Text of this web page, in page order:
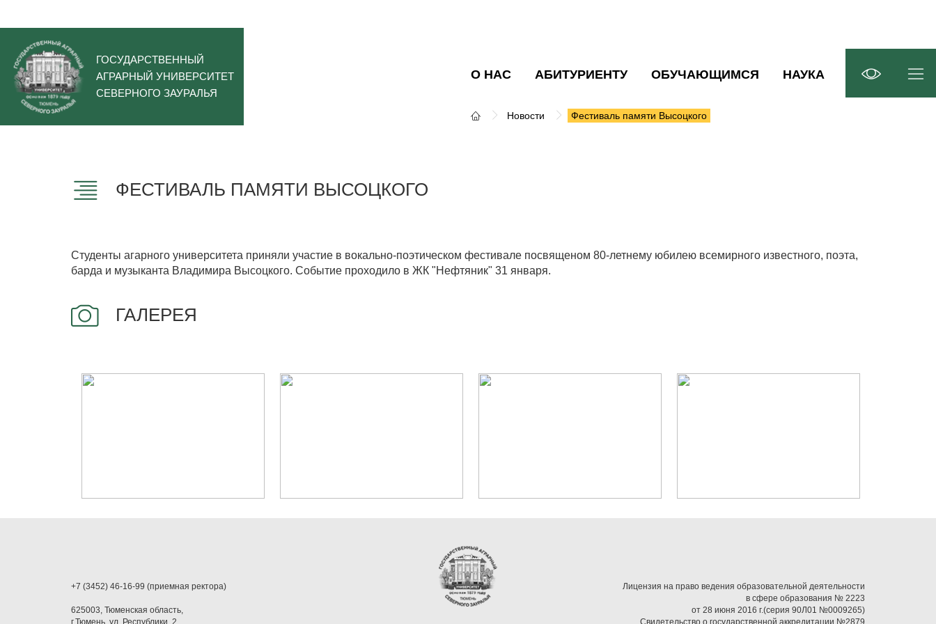
ГОСУДАРСТВЕННЫЙ
АГРАРНЫЙ УНИВЕРСИТЕТ
СЕВЕРНОГО ЗАУРАЛЬЯ
О НАС АБИТУРИЕНТУ ОБУЧАЮЩИМСЯ НАУКА
Новости Фестиваль памяти Высоцкого
ФЕСТИВАЛЬ ПАМЯТИ ВЫСОЦКОГО
Студенты агарного университета приняли участие в вокально-поэтическом фестивале посвященом 80-летнему юбилею всемирного известного, поэта,
барда и музыканта Владимира Высоцкого. Событие проходило в ЖК "Нефтяник" 31 января.
ГАЛЕРЕЯ
+7 (3452) 46-16-99 (приемная ректора)
625003, Тюменская область,
г.Тюмень, ул. Республики, 2.
Лицензия на право ведения образовательной деятельности
в сфере образования № 2223
от 28 июня 2016 г.(серия 90Л01 №0009265)
Свидетельство о государственной аккредитации №2879